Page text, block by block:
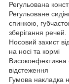
Регульована
Регульоване
спинкою,
зберігання речей.
Носовий захист
на носі та кормі
Високоефективна
відстеження
Гумова накладка